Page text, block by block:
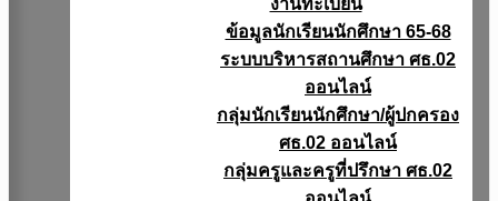
งานทะเบียน
ข้อมูลนักเรียนนักศึกษา 65-68
ระบบบริหารสถานศึกษา ศธ.02
ออนไลน์
กลุ่มนักเรียนนักศึกษา/ผู้ปกครอง
ศธ.02 ออนไลน์
กลุ่มครูและครูที่ปรึกษา ศธ.02